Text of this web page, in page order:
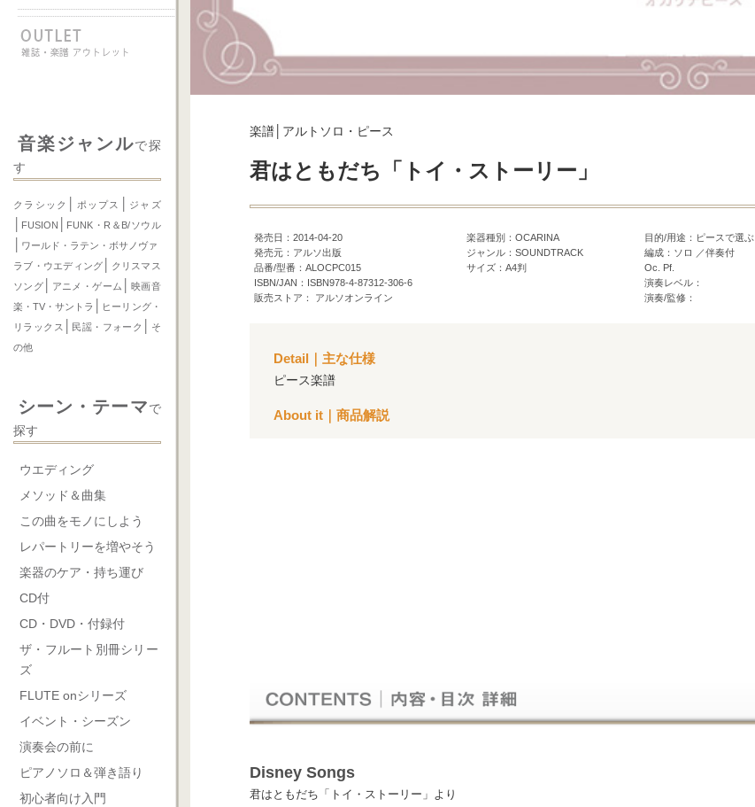
音楽ジャンルで探
す
クラシック ポップス ジャズ
FUSION FUNK・R＆B/ソウル
ワールド・ラテン・ボサノヴァ
ラブ・ウエディング
クリスマス
ソング
アニメ・ゲーム
映画音
楽・TV・サントラ
ヒーリング・
リラックス
民謡・フォーク
そ
の他
シーン・テーマで
探す
ウエディング
メソッド＆曲集
この曲をモノにしよう
レパートリーを増やそう
楽器のケア・持ち運び
CD付
CD・DVD・付録付
ザ・フルート別冊シリー
ズ
FLUTE onシリーズ
イベント・シーズン
演奏会の前に
ピアノソロ＆弾き語り
初心者向け入門
楽譜│アルトソロ・ピース
君はともだち「トイ・ストーリー」
発売日：2014-04-20
発売元：アルソ出版
品番/型番：ALOCPC015
ISBN/JAN：ISBN978-4-87312-306-6
販売ストア： アルソオンライン
楽器種別：OCARINA
ジャンル：SOUNDTRACK
サイズ：A4判
目的/用途：ピースで選ぶ
編成：ソロ ／伴奏付
Oc. Pf.
演奏レベル：
演奏/監修：
Detail｜主な仕様
ピース楽譜
About it｜商品解説
Disney Songs
君はともだち「トイ・ストーリー」より